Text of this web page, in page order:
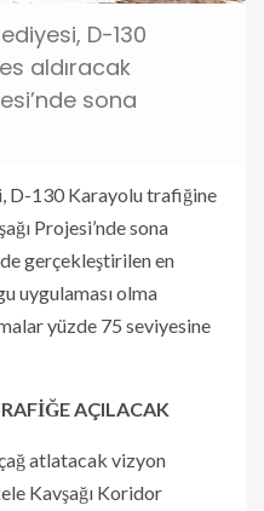
D-130
aldıracak
sona
D-130 Karayolu trafiğine
Projesi’nde sona
gerçekleştirilen en
uygulaması olma
yüzde 75 seviyesine
AÇILACAK
çağ atlatacak vizyon
Kavşağı Koridor